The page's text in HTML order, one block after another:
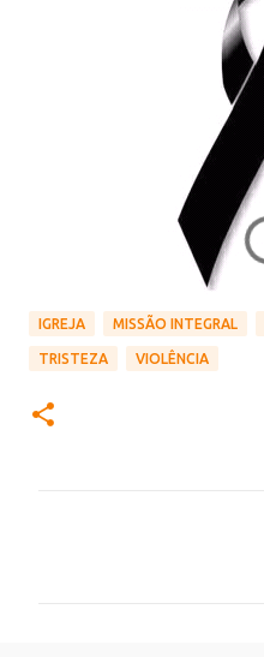
IGREJA MISSÃO INTEGRAL
TRISTEZA VIOLÊNCIA